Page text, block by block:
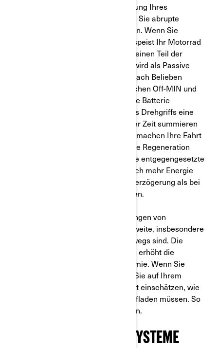
Um eine möglichst hohe Laufleistung Ihres
Elektromotorrads zu erzielen, sollten Sie abrupte
Beschleunigungsvorgänge vermeiden. Wenn Sie
während der Fahrt vom Gas gehen, speist Ihr Motorrad
durch die Bewegung des Motorrads einen Teil der
Energie in die Batterie zurück. Dies wird als Passive
Regeneration bezeichnet und kann nach Belieben
angepasst werden. Wählen Sie zwischen Off-MIN und
MAX, wobei MAX mehr Energie in die Batterie
zurückspeist und beim Loslassen des Drehgriffs eine
stärkere Verzögerung bewirkt. Mit der Zeit summieren
sich diese kleinen Energiestöße und machen Ihre Fahrt
effizienter. Sie können auch die aktive Regeneration
verwenden, indem Sie den Griff in die entgegengesetzte
Richtung drehen, um der Batterie noch mehr Energie
zuzuführen und eine noch größere Verzögerung als bei
der passiven Regeneration zu erzielen.
Berücksichtigen Sie die Auswirkungen von
zusätzlichem Gewicht auf die Reichweite, insbesondere
wenn Sie mit einem Beifahrer unterwegs sind. Die
Mitnahme einer zusätzlichen Person erhöht die
Belastung und verringert die Autonomie. Wenn Sie
wissen, wie viel zusätzliche Ladung Sie auf Ihrem
Motorrad mitnehmen, können Sie gut einschätzen, wie
weit Sie fahren können, bevor Sie aufladen müssen. So
können Sie Ihre Reisen besser planen.
3. VERWALTEN SIE DIE SYSTEME